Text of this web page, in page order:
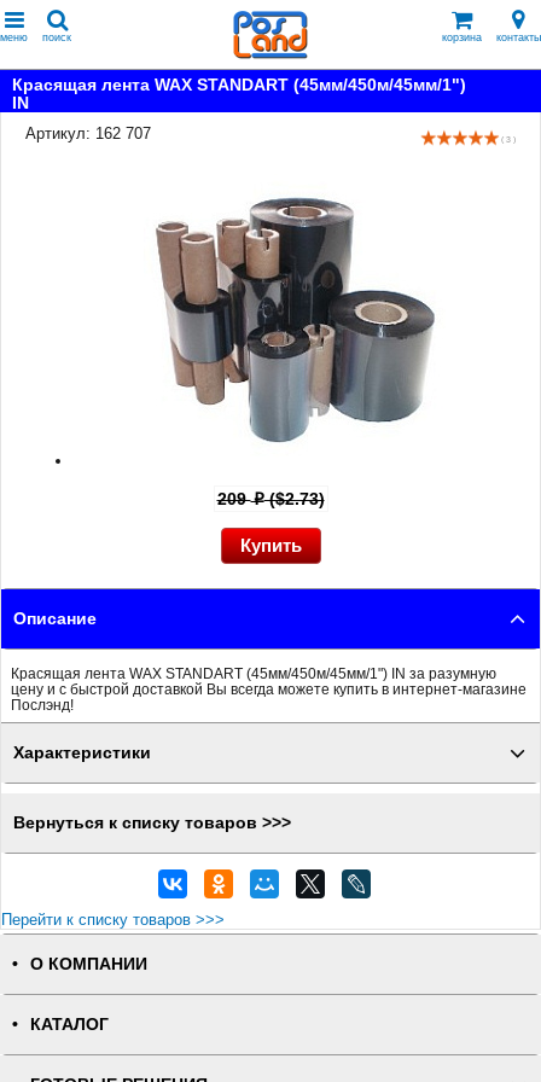
меню поиск корзина контакты
Красящая лента WAX STANDART (45мм/450м/45мм/1")
IN
Артикул: 162 707
( 3 )
209p($2.73)
Описание
Красящая лента WAX STANDART (45мм/450м/45мм/1") IN за разумную
цену и с быстрой доставкой Вы всегда можете купить в интернет-магазине
Послэнд!
Характеристики
Вернуться к списку товаров >>>
Перейти к списку товаров >>>
О КОМПАНИИ
КАТАЛОГ